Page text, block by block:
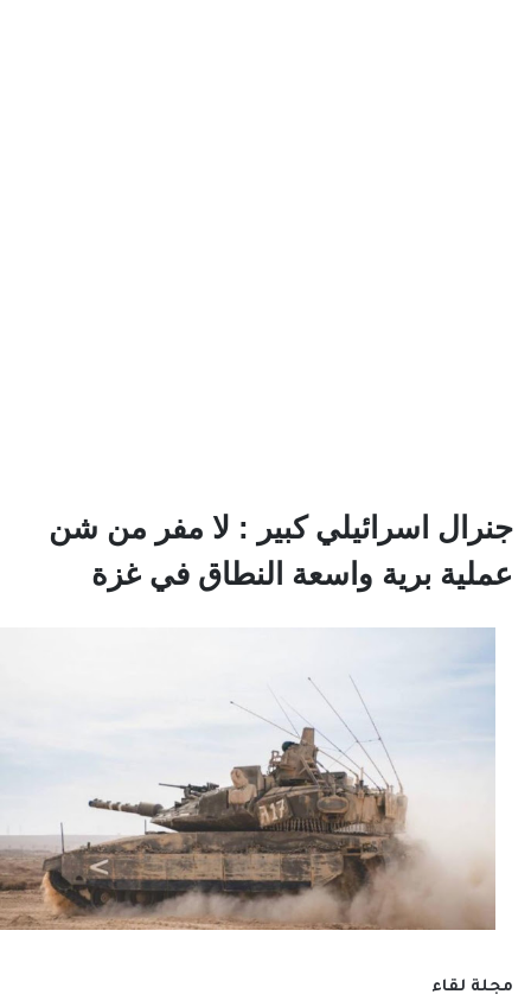
جنرال اسرائيلي كبير : لا مفر من شن
عملية برية واسعة النطاق في غزة
مجلة لقاء